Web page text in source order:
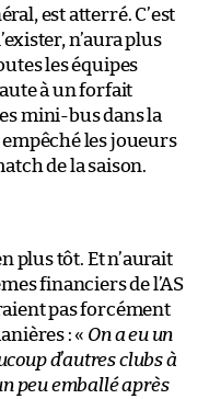
est atterré. C’est
n’aura plus
les équipes
à un forfait
mini-bus dans la
les joueurs
de la saison.
plus tôt. Et n’aurait
financiers de l’AS
pas forcément
: « On a eu un
d’autres clubs à
peu emballé après